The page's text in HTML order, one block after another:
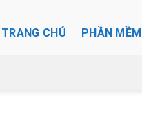
TRANG CHỦ PHẦN MỀM